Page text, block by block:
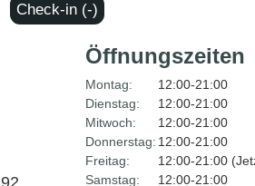
Check-in (-)
Öffnungszeiten
Montag:
12:00-21:00
Dienstag:
12:00-21:00
Mitwoch:
12:00-21:00
Donnerstag: 12:00-21:00
Freitag:
12:00-21:00
Samstag:
12:00-21:00